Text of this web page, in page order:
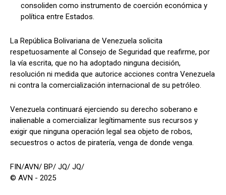
consoliden como instrumento de coerción económica y
política entre Estados.
La República Bolivariana de Venezuela solicita
respetuosamente al Consejo de Seguridad que reafirme, por
la vía escrita, que no ha adoptado ninguna decisión,
resolución ni medida que autorice acciones contra Venezuela
ni contra la comercialización internacional de su petróleo.
Venezuela continuará ejerciendo su derecho soberano e
inalienable a comercializar legítimamente sus recursos y
exigir que ninguna operación legal sea objeto de robos,
secuestros o actos de piratería, venga de donde venga.
FIN/AVN/ BP/ JQ/ JQ/
© AVN - 2025